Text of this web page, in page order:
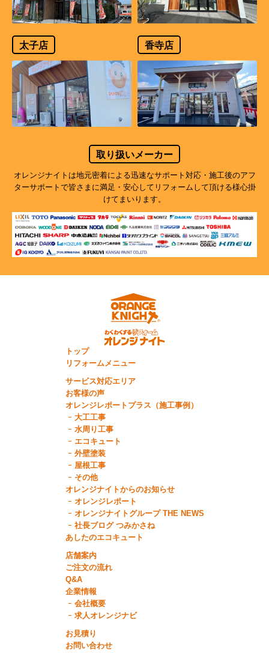
太子店 香寺店
取り扱いメーカー
オレンジナイトは地元密着による迅速なサポート対応・施工後のアフ
ターサポートで皆さまに満足・安心してリフォームして頂ける様心掛
けてまいります。
トップ
リフォームメニュー
サービス対応エリア
お客様の声
オレンジレポートプラス（施工事例）
大工工事
水周り工事
エコキュート
外壁塗装
屋根工事
その他
オレンジナイトからのお知らせ
オレンジレポート
オレンジナイトグループ THE NEWS
社長ブログ つみかさね
あしたのエコキュート
店舗案内
ご注文の流れ
Q&A
企業情報
会社概要
求人オレンジナビ
お見積り
お問い合わせ